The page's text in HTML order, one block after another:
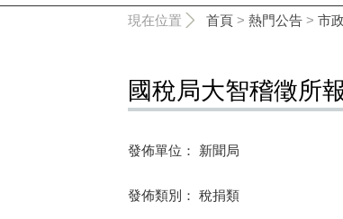
現在位置 首頁 > 熱門公告 > 市
國稅局大智稽徵所
發佈單位： 新聞局
發佈類別： 稅捐類